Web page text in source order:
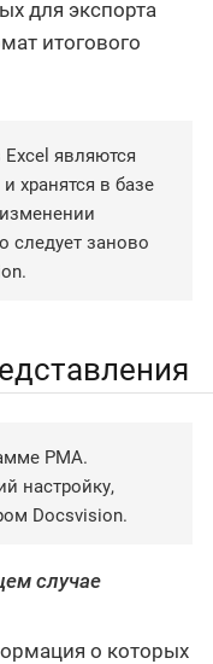
для экспорта
итогового
являются
хранятся в базе
следует заново
РМА.
настройку,
Docsvision.
случае
о которых